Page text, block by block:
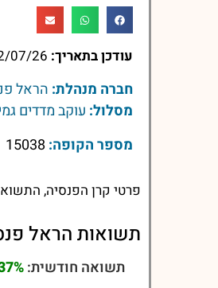
עודכן בתאריך: 07/26
חברה מנהלת: הראל
מסלול: עוקב מדדים
מספר הקופה:
פרטי קרן הפנסיה,
תשואות הראל
תשואה חודשית: